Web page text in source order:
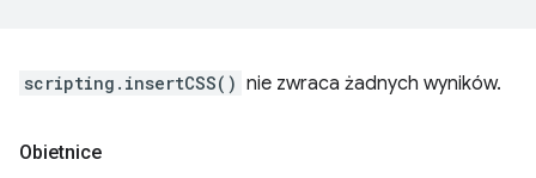
scripting.insertCSS() nie zwraca żadnych wyników.
Obietnice